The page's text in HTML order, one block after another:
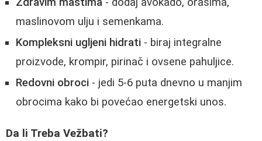
maslinovom ulju i semenkama.
Kompleksni ugljeni hidrati - biraj integralne
proizvode, krompir, pirinač i ovsene pahuljice.
Redovni obroci - jedi 5-6 puta dnevno u manjim
obrocima kako bi povećao energetski unos.
Da li Treba Vežbati?